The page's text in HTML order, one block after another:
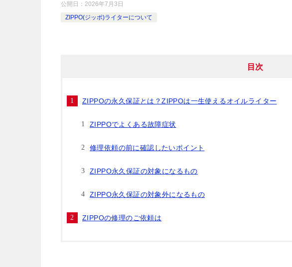
公開日： 2026年7月3日
ZIPPO(ジッポ)ライターについて
目次
ZIPPOの永久保証とは？ZIPPOは一生使えるオイルライター
ZIPPOでよくある故障症状
修理依頼の前に確認したいポイント
ZIPPO永久保証の対象になるもの
ZIPPO永久保証の対象外になるもの
ZIPPOの修理のご依頼は